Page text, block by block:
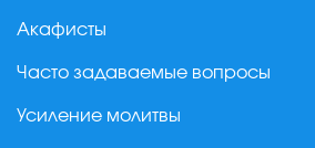
Акафисты
Часто задаваемые вопросы
Усиление молитвы